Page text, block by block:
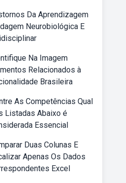
Da Aprendizagem
Neurobiológica E
Na Imagem
Relacionados à
Brasileira
As Competências Qual
Listadas Abaixo é
Essencial
Duas Colunas E
Apenas Os Dados
Excel